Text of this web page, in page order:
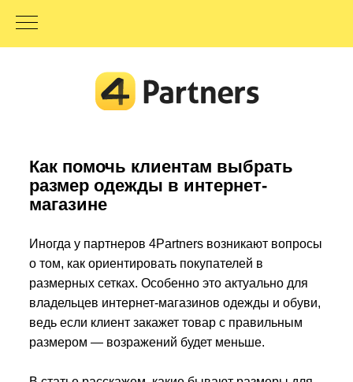
Как помочь клиентам выбрать
размер одежды в интернет-
магазине
Иногда у партнеров 4Partners возникают вопросы
о том, как ориентировать покупателей в
размерных сетках. Особенно это актуально для
владельцев интернет-магазинов одежды и обуви,
ведь если клиент закажет товар с правильным
размером — возражений будет меньше.